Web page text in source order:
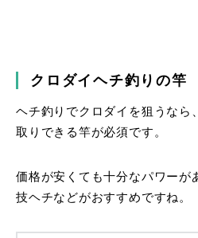
クロダイヘチ釣りの竿
ヘチ釣りでクロダイを狙うなら
取りできる竿が必須です。
価格が安くても十分なパワーが
技ヘチなどがおすすめですね。